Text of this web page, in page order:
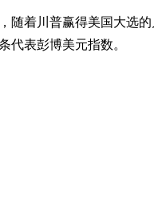
着川普赢得美国大选的
代表彭博美元指数。